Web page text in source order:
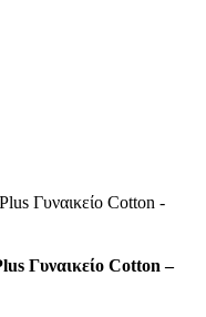
Γυναικείο Cotton –